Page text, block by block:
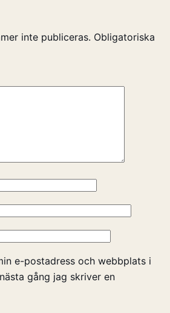
inte publiceras. Obligatoriska
e-postadress och webbplats i
gång jag skriver en